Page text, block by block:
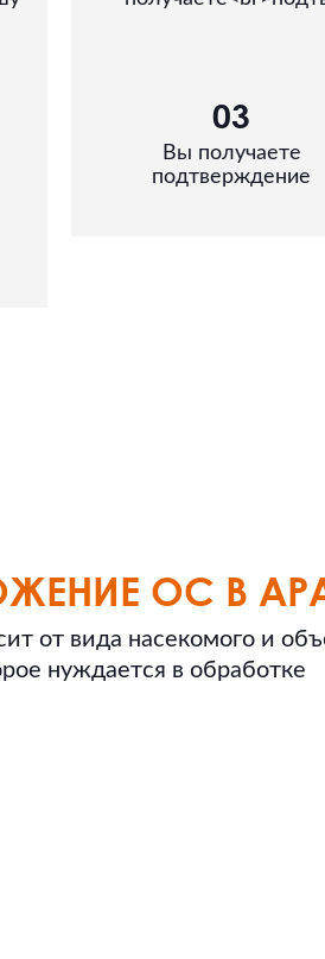
03
Вы получаете
подтверждение
ОС В
от вида насекомого и
нуждается в обработке